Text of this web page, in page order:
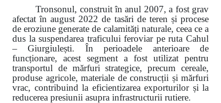
Tronsonul, construit în anul 2007, a fost grav
afectat în august 2022 de tasări de teren și procese
de eroziune generate de calamități naturale, ceea ce a
dus la suspendarea traficului feroviar pe ruta Cahul
– Giurgiulești. În perioadele anterioare de
funcționare, acest segment a fost utilizat pentru
transportul de mărfuri strategice, precum cereale,
produse agricole, materiale de construcții și mărfuri
vrac, contribuind la eficientizarea exporturilor și la
reducerea presiunii asupra infrastructurii rutiere.